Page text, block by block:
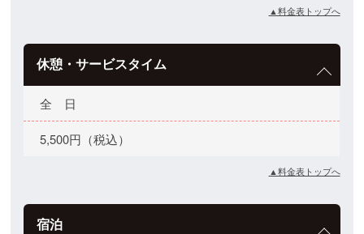
▲料金表トップへ
休憩・サービスタイム
全 日
5,500円（税込）
▲料金表トップへ
宿泊